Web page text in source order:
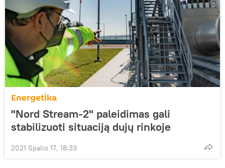
Energetika
"Nord Stream-2" paleidimas gali
stabilizuoti situaciją dujų rinkoje
2021 Spalio 17, 18:33